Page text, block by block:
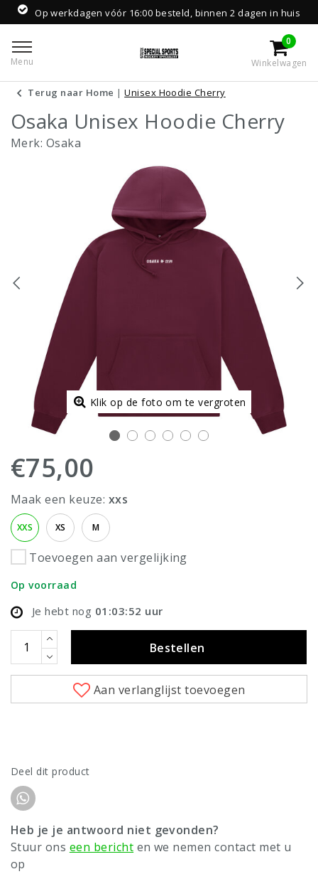
Op werkdagen vóór 16:00 besteld, binnen 2 dagen in huis
Menu
0
Winkelwagen
Terug naar Home |Unisex Hoodie Cherry
Osaka Unisex Hoodie Cherry
Merk: Osaka
Klik op de foto om te vergroten
€75,00
Maak een keuze: xxs
XXS XS M
Toevoegen aan vergelijking
Op voorraad
Je hebt nog 01:03:52 uur
Bestellen
Aan verlanglijst toevoegen
Deel dit product
Heb je je antwoord niet gevonden?
Stuur ons een bericht en we nemen contact met u
op